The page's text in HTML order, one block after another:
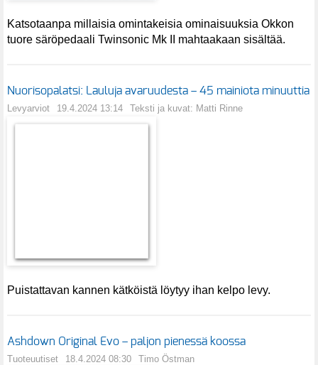
Katsotaanpa millaisia omintakeisia ominaisuuksia Okkon
tuore säröpedaali Twinsonic Mk II mahtaakaan sisältää.
Nuorisopalatsi: Lauluja avaruudesta – 45 mainiota minuuttia
Levyarviot 19.4.2024 13:14 Teksti ja kuvat: Matti Rinne
Puistattavan kannen kätköistä löytyy ihan kelpo levy.
Ashdown Original Evo – paljon pienessä koossa
Tuoteuutiset 18.4.2024 08:30 Timo Östman